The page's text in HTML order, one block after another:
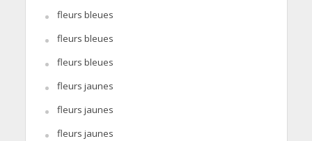
fleurs bleues
fleurs bleues
fleurs bleues
fleurs jaunes
fleurs jaunes
fleurs jaunes